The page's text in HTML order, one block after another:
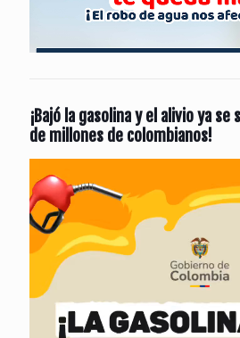
¡Bajó la gasolina y el alivio ya
de millones de colombianos!
de
vídeo